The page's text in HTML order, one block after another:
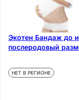
Экотен Бандаж до и
послеродовый
НЕТ В РЕГИОНЕ